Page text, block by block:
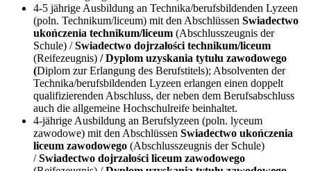
4-5 jährige Ausbildung an Technika/berufsbildenden Lyzeen
(poln. Technikum/liceum) mit den Abschlüssen Swiadectwo
ukończenia technikum/liceum (Abschlusszeugnis der
Schule) /Swiadectwo dojrzałości technikum/liceum
(Reifezeugnis) / Dyplom uzyskania tytułu zawodowego
(Diplom zur Erlangung des Berufstitels); Absolventen der
Technika/berufsbildenden Lyzeen erlangen einen doppelt
qualifizierenden Abschluss, der neben dem Berufsabschluss
auch die allgemeine Hochschulreife beinhaltet.
4-jährige Ausbildung an Berufslyzeen (poln. lyceum
zawodowe) mit den Abschlüssen Swiadectwo ukończenia
liceum zawodowego (Abschlusszeugnis der Schule)
/Swiadectwo dojrzałości liceum zawodowego